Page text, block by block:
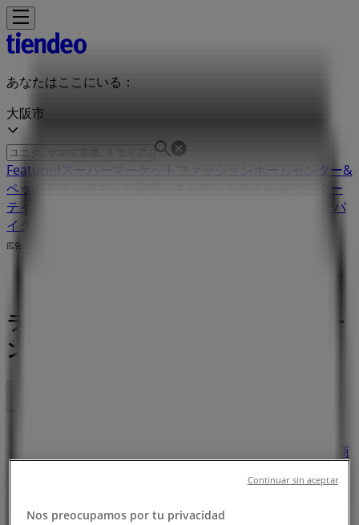
あなたはここにいる：
大阪市
Featured スーパーマーケット
ホームセンター&
ペット
カラオケ & エンター
テイメント
車&モーターバ
イク
広告
ラウンドワン：クーポンとキャンペー
ン、割引情報
お近くのカラオケ & エンターテイメントのお買い得商
Nos preocupamos por tu privacidad
Continuar sin aceptar